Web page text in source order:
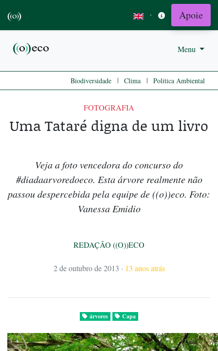
· Apoie
Menu
Biodiversidade | Clima | Politica Ambiental
FOTOGRAFIA
Uma Tataré digna de um livro
Veja a foto vencedora do concurso do
#diadaarvoredoeco. Esta árvore realmente não
passou despercebida pela equipe de ((o))eco. Foto:
Vanessa Emidio
REDAÇÃO ((O))ECO
2 de outubro de 2013 · 13 anos atrás
árvores Capa